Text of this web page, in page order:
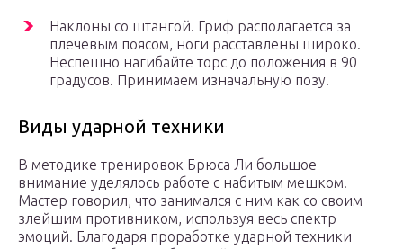
Наклоны со штангой. Гриф располагается за
плечевым поясом, ноги расставлены широко.
Неспешно нагибайте торс до положения в 90
градусов. Принимаем изначальную позу.
Виды ударной техники
В методике тренировок Брюса Ли большое
внимание уделялось работе с набитым мешком.
Мастер говорил, что занимался с ним как со своим
злейшим противником, используя весь спектр
эмоций. Благодаря проработке ударной техники